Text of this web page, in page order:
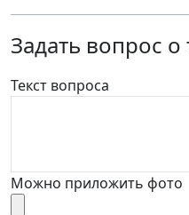
Задать вопрос о
Текст вопроса
Можно приложить фото